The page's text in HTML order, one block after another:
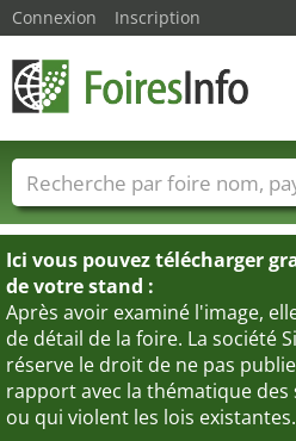
Ici vous pouvez télécharger
de votre stand :
Après avoir examiné l'image,
de détail de la foire. La société
réserve le droit de ne pas
rapport avec la thématique
ou qui violent les lois existantes.
Connexion Inscription
Foire noms Pays Villes
Secteurs du fournisseur de